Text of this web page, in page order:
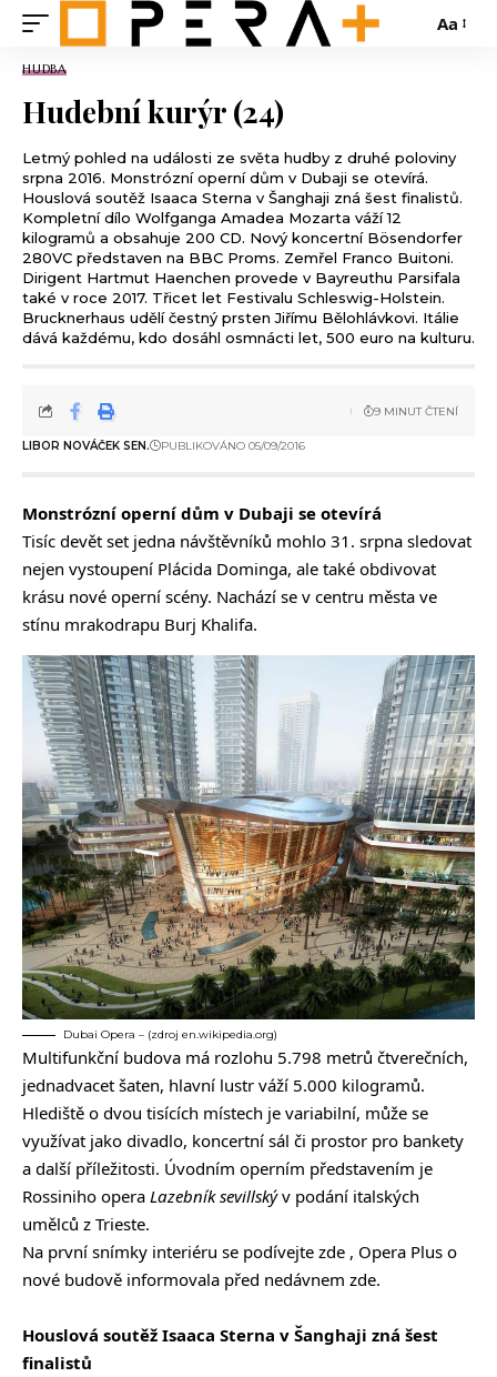
Aa
HUDBA
Hudební kurýr (24)
Letmý pohled na události ze světa hudby z druhé poloviny
srpna 2016. Monstrózní operní dům v Dubaji se otevírá.
Houslová soutěž Isaaca Sterna v Šanghaji zná šest finalistů.
Kompletní dílo Wolfganga Amadea Mozarta váží 12
kilogramů a obsahuje 200 CD. Nový koncertní Bösendorfer
280VC představen na BBC Proms. Zemřel Franco Buitoni.
Dirigent Hartmut Haenchen provede v Bayreuthu Parsifala
také v roce 2017. Třicet let Festivalu Schleswig-Holstein.
Brucknerhaus udělí čestný prsten Jiřímu Bělohlávkovi. Itálie
dává každému, kdo dosáhl osmnácti let, 500 euro na kulturu.
LIBOR NOVÁČEK SEN. PUBLIKOVÁNO 05/09/2016
9 MINUT ČTENÍ
Monstrózní operní dům v Dubaji se otevírá
Tisíc devět set jedna návštěvníků mohlo 31. srpna sledovat
nejen vystoupení Plácida Dominga, ale také obdivovat
krásu nové operní scény. Nachází se v centru města ve
stínu mrakodrapu Burj Khalifa.
Dubai Opera – (zdroj en.wikipedia.org)
Multifunkční budova má rozlohu 5.798 metrů čtverečních,
jednadvacet šaten, hlavní lustr váží 5.000 kilogramů.
Hlediště o dvou tisících místech je variabilní, může se
využívat jako divadlo, koncertní sál či prostor pro bankety
a další příležitosti. Úvodním operním představením je
Rossiniho opera Lazebník sevillskýv podání italských
umělců z Trieste.
Na první snímky interiéru se podívejte zde , Opera Plus o
nové budově informovala před nedávnem zde.
Houslová soutěž Isaaca Sterna v Šanghaji zná šest
finalistů